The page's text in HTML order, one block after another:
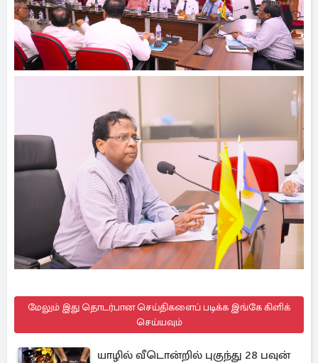
மேலும் இது தொடர்பான செய்திகளைப் படிக்க இங்கே கிளிக்
செய்யவும்
யாழில் வீடொன்றில் புகுந்து 28 பவுன்